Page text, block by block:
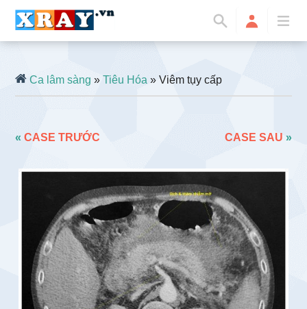
Ca lâm sàng »Tiêu Hóa » Viêm tụy cấp
«CASE TRƯỚC CASE SAU »